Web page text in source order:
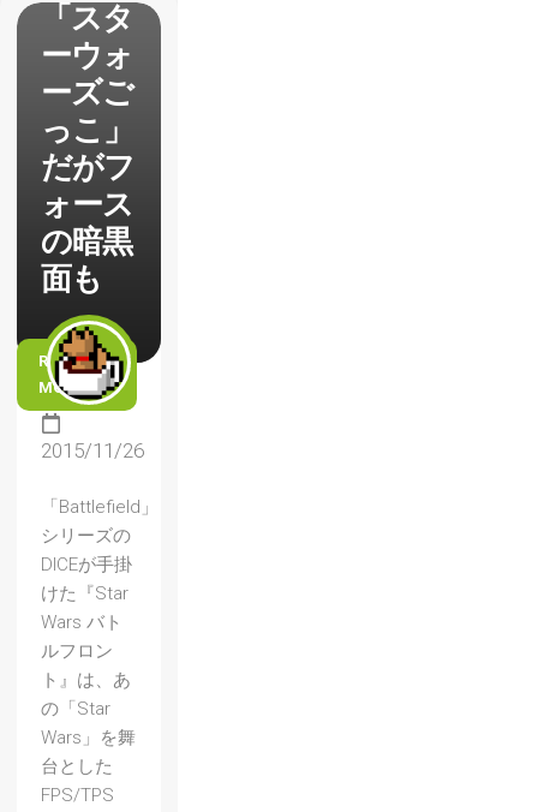
「スタ
ーウォ
ーズご
っこ」
だがフ
ォース
の暗黒
面も
READ
MORE
2015/11/26
「Battlefield」
シリーズの
DICEが手掛
けた『Star
Wars バト
ルフロン
ト』は、あ
の「Star
Wars」を舞
台とした
FPS/TPS